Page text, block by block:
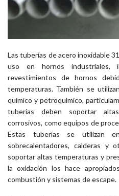
Las tuberías de acero inoxidable
uso en hornos industriales,
revestimientos de hornos
temperaturas. También se
químico y petroquímico,
tuberías deben soportar
corrosivos, como equipos de
Estas tuberías se utilizan
sobrecalentadores, calderas y
soportar altas temperaturas y
la oxidación los hace
combustión y sistemas de escape.